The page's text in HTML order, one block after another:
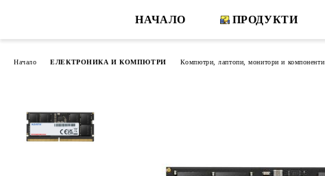
НАЧАЛО ПРОДУКТИ
Начало ЕЛЕКТРОНИКА И КОМПЮТРИ Компютри, лаптопи, монитори и компоненти